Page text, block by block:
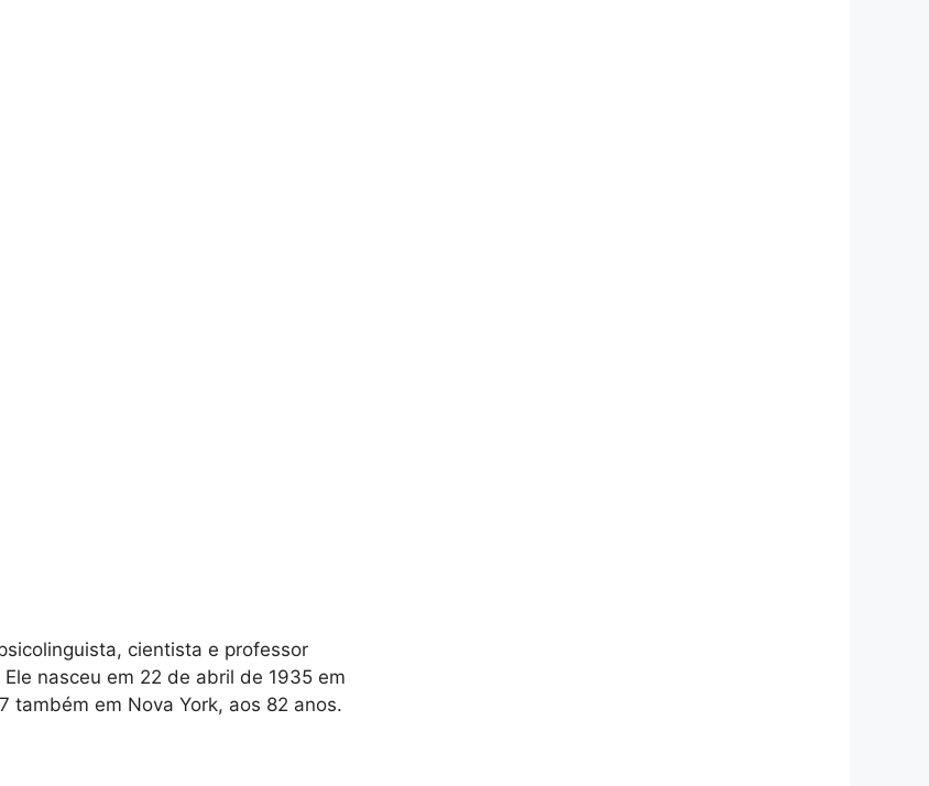
cientista e professor
nasceu em 22 de abril de 1935 em
também em Nova York, aos 82 anos.